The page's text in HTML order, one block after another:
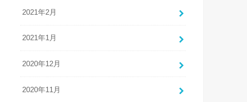
2021年2月
2021年1月
2020年12月
2020年11月